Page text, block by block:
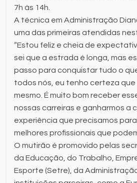
7h às 14h.
A técnica em Administração
uma das primeiras atendidas
“Estou feliz e cheia de
sei que a estrada é longa, mas
passo para conquistar tudo o
todos nós, eu tenho certeza
mesmo. É muito bom receber
nossas carreiras e ganharmos a
experiência que precisamos
melhores profissionais que
O mutirão é promovido pelas
da Educação, do Trabalho,
Esporte (Setre), da